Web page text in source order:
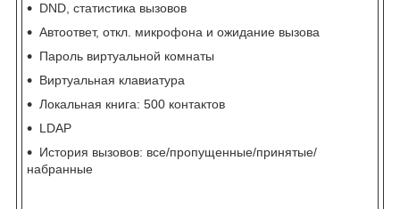
DND, статистика вызовов
Автоответ, откл. микрофона и ожидание вызова
Пароль виртуальной комнаты
Виртуальная клавиатура
Локальная книга: 500 контактов
LDAP
История вызовов: все/пропущенные/принятые/
набранные